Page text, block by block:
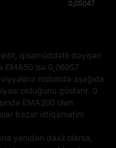
0,05047
qısamüddətli dəyişən
EMA50 isə 0,06957
nisbətdə aşağıda
olduğunu göstərir. 0
EMA200 olan
bazar istiqamətini
yenidən daxil olarsa,